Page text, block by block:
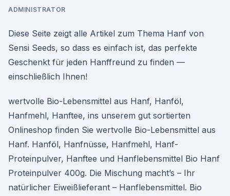
ADMINISTRATOR
Diese Seite zeigt alle Artikel zum Thema Hanf von
Sensi Seeds, so dass es einfach ist, das perfekte
Geschenkt für jeden Hanffreund zu finden —
einschließlich Ihnen!
wertvolle Bio-Lebensmittel aus Hanf, Hanföl,
Hanfmehl, Hanftee, ins unserem gut sortierten
Onlineshop finden Sie wertvolle Bio-Lebensmittel aus
Hanf. Hanföl, Hanfnüsse, Hanfmehl, Hanf-
Proteinpulver, Hanftee und Hanflebensmittel Bio Hanf
Proteinpulver 400g. Die Mischung macht’s – Ihr
natürlicher Eiweißlieferant – Hanflebensmittel. Bio